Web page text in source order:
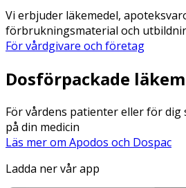
Vi erbjuder läkemedel,
förbrukningsmaterial och
För vårdgivare och företag
Dosförpackade
För vårdens patienter eller för dig
på din medicin
Läs mer om Apodos och Dospac
Ladda ner vår app